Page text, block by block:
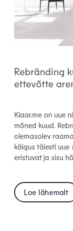
Rebränding
ettevõtte
Klaar.me on uue
mõned kuud.
olemasolev
käigus täiesti uue
eristuvat ja sisu
Loe lähemalt